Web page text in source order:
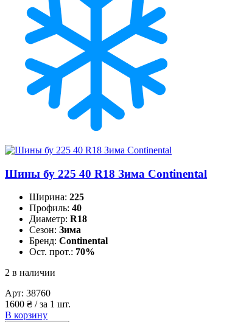
Шины бу 225 40 R18 Зима Continental
Ширина: 225
Профиль: 40
Диаметр: R18
Сезон: Зима
Бренд: Continental
Ост. прот.: 70%
2 в наличии
Арт: 38760
1600 ₴ / за 1 шт.
В корзину